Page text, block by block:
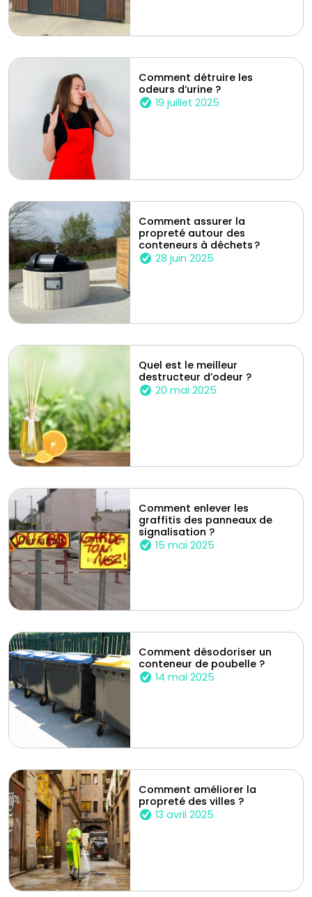
Comment détruire les
odeurs d’urine ?
19 juillet 2025
Comment assurer la
propreté autour des
conteneurs à déchets ?
28 juin 2025
Quel est le meilleur
destructeur d’odeur ?
20 mai 2025
Comment enlever les
graffitis des panneaux de
signalisation ?
15 mai 2025
Comment désodoriser un
conteneur de poubelle ?
14 mai 2025
Comment améliorer la
propreté des villes ?
13 avril 2025